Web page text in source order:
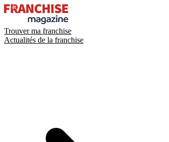
Trouver ma franchise
Actualités de la franchise